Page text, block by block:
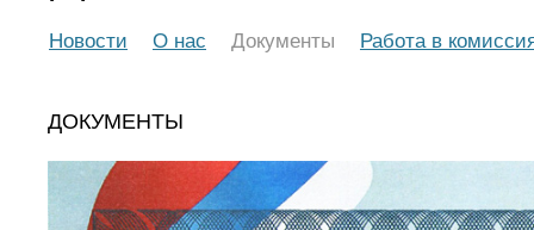
Новости О нас Документы Работа в
ДОКУМЕНТЫ